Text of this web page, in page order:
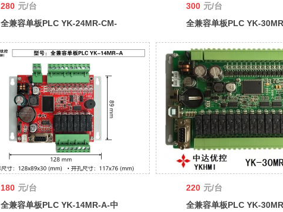
280 元/台
全兼容单板PLC YK-24MR-CM-
300 元/台
全兼容单板PLC YK-
YKHMI
180 元/台
全兼容单板PLC YK-14MR-A-中
220 元/台
全兼容单板PLC YK-